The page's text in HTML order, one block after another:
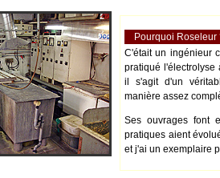
Pourquoi Roseleur
C'était un ingénieur
pratiqué l'électrolyse
il s'agit d'un
manière assez
Ses ouvrages font
pratiques aient
et j'ai un exemplaire